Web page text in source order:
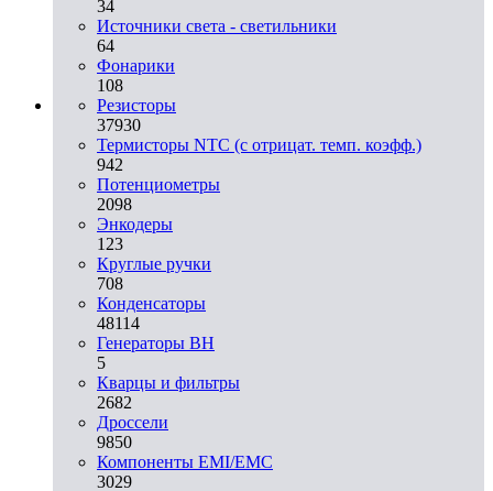
34
Источники света - светильники
64
Фонарики
108
Резисторы
37930
Термисторы NTC (с отрицат. темп. коэфф.)
942
Потенциометры
2098
Энкодеры
123
Круглые ручки
708
Конденсаторы
48114
Генераторы ВН
5
Кварцы и фильтры
2682
Дроссели
9850
Компоненты EMI/EMC
3029